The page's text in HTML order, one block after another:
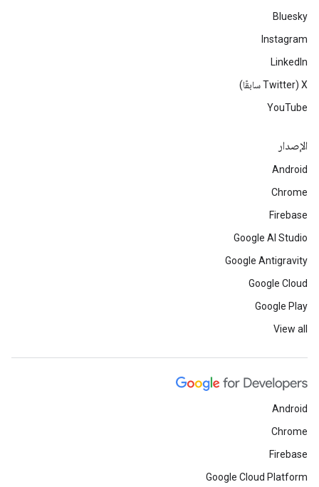
Bluesky
Instagram
LinkedIn
‫X ‏(Twitter سابقًا)
YouTube
الإصدار
Android
Chrome
Firebase
Google AI Studio
Google Antigravity
Google Cloud
Google Play
View all
Android
Chrome
Firebase
Google Cloud Platform